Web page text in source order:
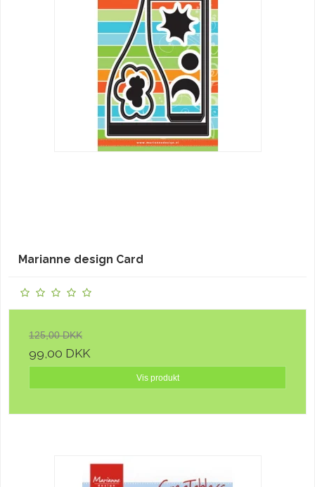
Marianne design Card
125,00 DKK
99,00 DKK
Vis produkt